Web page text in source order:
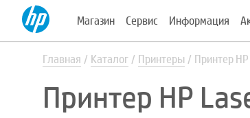
Магазин Сервис Информация
Главная Каталог Принтеры Принтер
Принтер HP